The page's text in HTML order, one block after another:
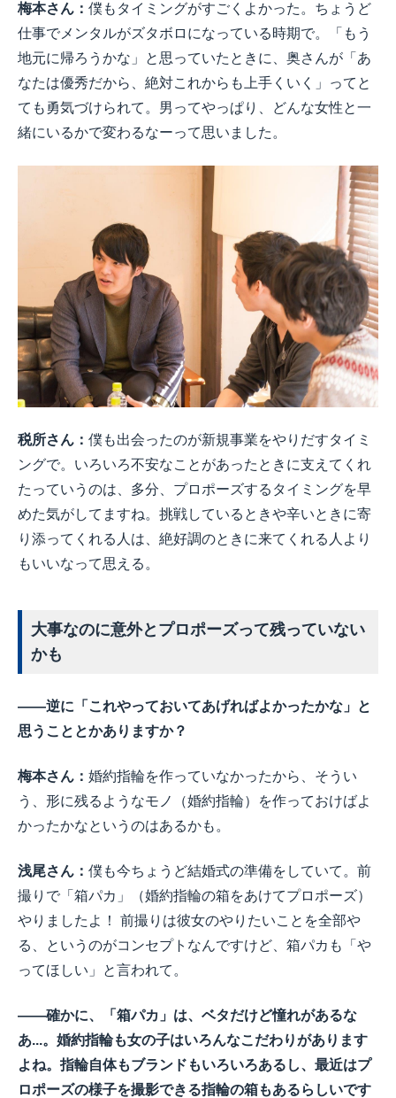
梅本さん： 僕もタイミングがすごくよかった。ちょうど
仕事でメンタルがズタボロになっている時期で。「もう
地元に帰ろうかな」と思っていたときに、奥さんが「あ
なたは優秀だから、絶対これからも上手くいく」ってと
ても勇気づけられて。男ってやっぱり、どんな女性と一
緒にいるかで変わるなーって思いました。
税所さん： 僕も出会ったのが新規事業をやりだすタイミ
ングで。いろいろ不安なことがあったときに支えてくれ
たっていうのは、多分、プロポーズするタイミングを早
めた気がしてますね。挑戦しているときや辛いときに寄
り添ってくれる人は、絶好調のときに来てくれる人より
もいいなって思える。
大事なのに意外とプロポーズって残っていない
かも
――逆に「これやっておいてあげればよかったかな」と
思うこととかありますか？
梅本さん： 婚約指輪を作っていなかったから、そうい
う、形に残るようなモノ（婚約指輪）を作っておけばよ
かったかなというのはあるかも。
浅尾さん： 僕も今ちょうど結婚式の準備をしていて。前
撮りで「箱パカ」（婚約指輪の箱をあけてプロポーズ）
やりましたよ！ 前撮りは彼女のやりたいことを全部や
る、というのがコンセプトなんですけど、箱パカも「や
ってほしい」と言われて。
――確かに、「箱パカ」は、ベタだけど憧れがあるな
あ...。婚約指輪も女の子はいろんなこだわりがあります
よね。指輪自体もブランドもいろいろあるし、最近はプ
ロポーズの様子を撮影できる指輪の箱もあるらしいです